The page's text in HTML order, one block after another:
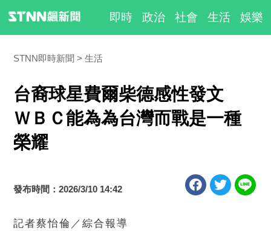
即時 政治 社會 生活 娛樂
STNN即時新聞 生活
台裔球星費爾柴德感性發文
ＷＢＣ能為為台灣而戰是一種
榮耀
發布時間：2026/3/10 14:42
記者蔡怡倫／綜合報導